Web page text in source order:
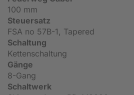
100 mm
Steuersatz
FSA no 57B-1, Tapered
Schaltung
Kettenschaltung
Gänge
8-Gang
Schaltwerk